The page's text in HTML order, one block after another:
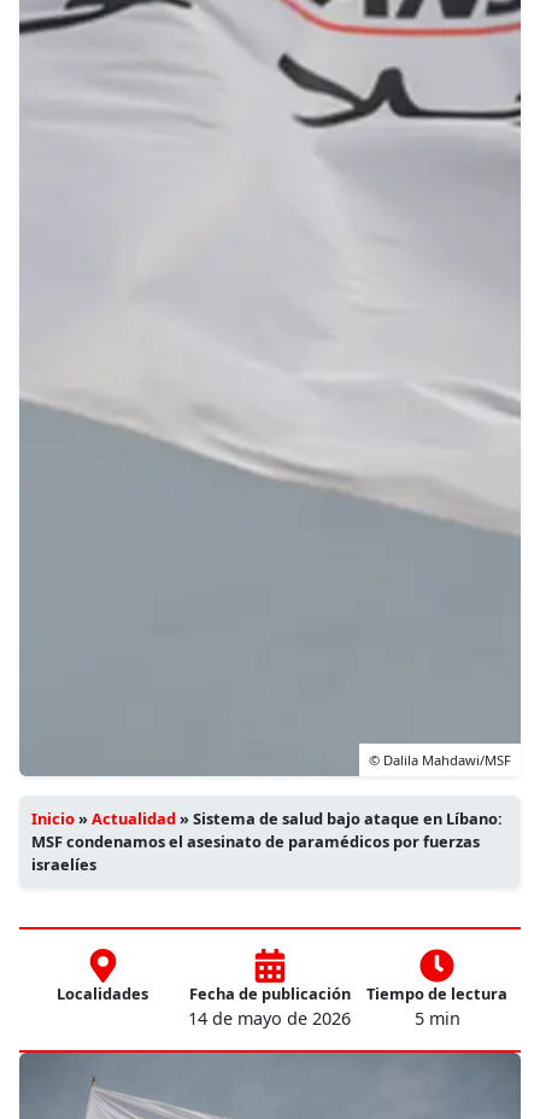
© Dalila Mahdawi/MSF
Inicio»Actualidad»Sistema de salud bajo ataque en Líbano:
MSF condenamos el asesinato de paramédicos por fuerzas
israelíes
Localidades Fecha de publicación
14 de mayo de 2026
Tiempo de lectura
5 min